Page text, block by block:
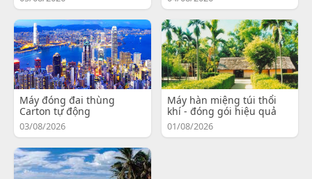
Máy đóng đai thùng
Carton tự động
03/08/2026
Máy hàn miệng túi thổi
khí - đóng gói hiệu quả
01/08/2026